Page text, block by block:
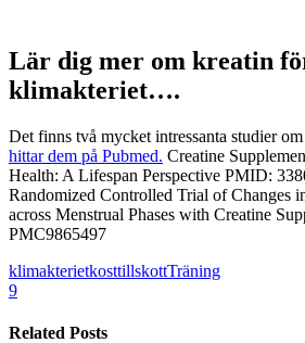
Lär dig mer om kreatin
klimakteriet….
Det finns två mycket intressanta studier
hittar dem på Pubmed. Creatine
Health: A Lifespan Perspective PMID:
Randomized Controlled Trial of Changes
across Menstrual Phases with Creatine
PMC9865497
klimakterietkosttillskottTräning
9
Related Posts